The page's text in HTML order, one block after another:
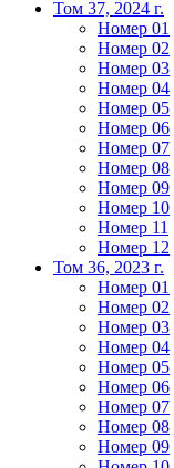
Том 37, 2024 г.
Номер 01
Номер 02
Номер 03
Номер 04
Номер 05
Номер 06
Номер 07
Номер 08
Номер 09
Номер 10
Номер 11
Номер 12
Том 36, 2023 г.
Номер 01
Номер 02
Номер 03
Номер 04
Номер 05
Номер 06
Номер 07
Номер 08
Номер 09